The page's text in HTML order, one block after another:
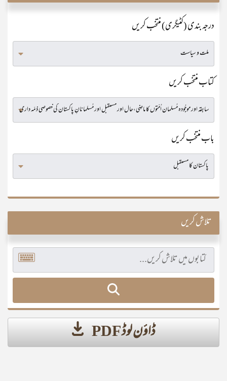
درجہ بندی (کٹیگری) منتخب کریں
کتاب منتخب کریں
باب منتخب کریں
تلاش کریں
ڈاؤن لوڈ PDF